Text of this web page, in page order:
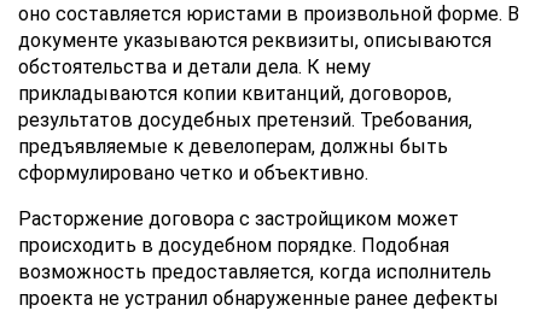
оно составляется юристами в произвольной форме. В
документе указываются реквизиты, описываются
обстоятельства и детали дела. К нему
прикладываются копии квитанций, договоров,
результатов досудебных претензий. Требования,
предъявляемые к девелоперам, должны быть
сформулировано четко и объективно.
Расторжение договора с застройщиком может
происходить в досудебном порядке. Подобная
возможность предоставляется, когда исполнитель
проекта не устранил обнаруженные ранее дефекты